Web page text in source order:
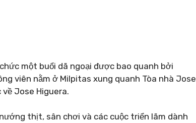
một buổi dã ngoại được bao quanh bởi
viên nằm ở Milpitas xung quanh Tòa nhà Jose
Jose Higuera.
thịt, sân chơi và các cuộc triển lãm dành